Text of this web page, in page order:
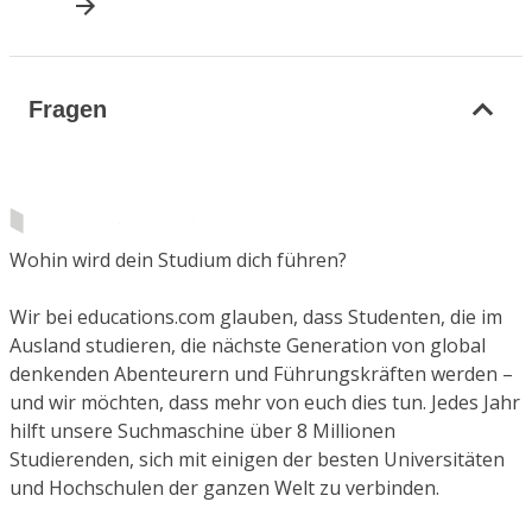
Fragen
Wohin wird dein Studium dich führen?
Wir bei educations.com glauben, dass Studenten, die im
Ausland studieren, die nächste Generation von global
denkenden Abenteurern und Führungskräften werden –
und wir möchten, dass mehr von euch dies tun. Jedes Jahr
hilft unsere Suchmaschine über 8 Millionen
Studierenden, sich mit einigen der besten Universitäten
und Hochschulen der ganzen Welt zu verbinden.